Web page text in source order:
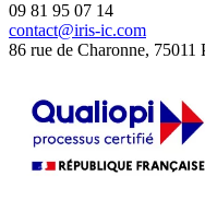
09 81 95 07 14
contact@iris-ic.com
86 rue de Charonne, 75011